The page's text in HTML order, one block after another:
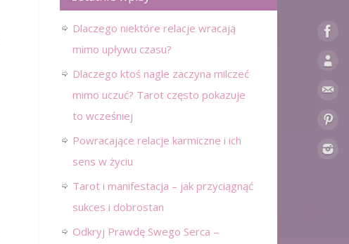
Dlaczego niektóre relacje wracają
mimo upływu czasu?
Dlaczego ktoś nagle zaczyna milczeć
mimo uczuć? Tarot często pokazuje
to wcześniej
Powracające relacje karmiczne i ich
sens w życiu
Tarot i manifestacja – jak przyciągnąć
sukces i dobrostan
Odkryj Prawdę Swego Serca –